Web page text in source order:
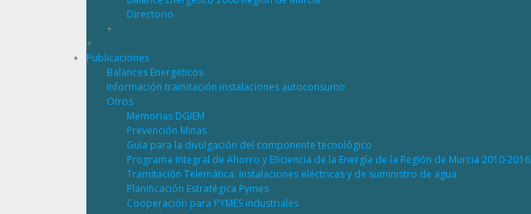
Directorio
+
+
Publicaciones
Balances Energéticos
Información tramitación instalaciones autoconsumo
Otros
Memorias DGIEM
Prevención Minas
Guía para la divulgación del componente tecnológico
Programa Integral de Ahorro y Eficiencia de la Energía de la Región de Murcia 2010-2016
Tramitación Telemática: Instalaciones eléctricas y de suministro de agua
Planificación Estratégica Pymes
Cooperación para PYMES industriales